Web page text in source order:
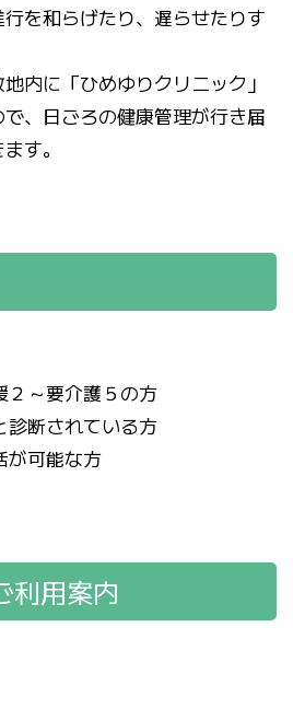
を和らげたり、遅らせたりす
内に「ひめゆりクリニック」
、日ごろの健康管理が行き届
す。
２～要介護５の方
診断されている方
が可能な方
利用案内